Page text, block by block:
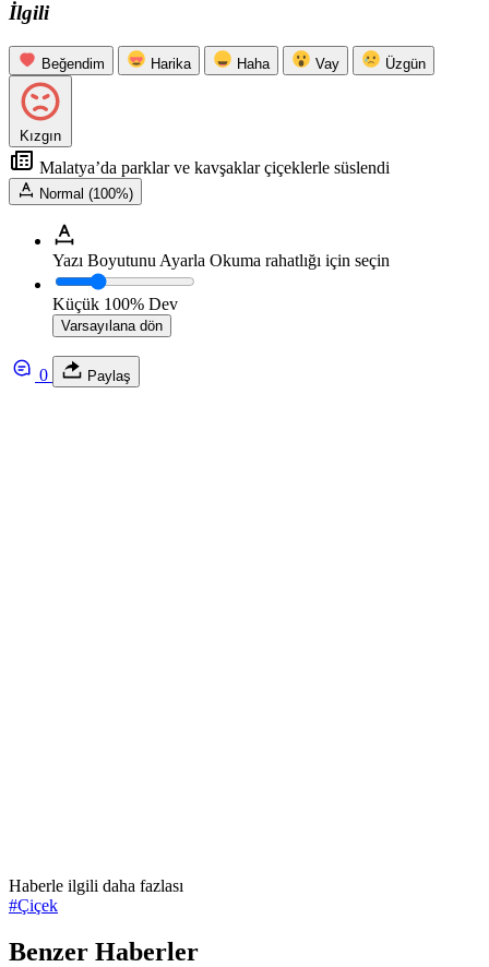
İlgili
Beğendim Harika Haha Vay Üzgün
Kızgın
Malatya’da parklar ve kavşaklar çiçeklerle süslendi
Normal (100%)
Yazı Boyutunu Ayarla Okuma rahatlığı için seçin
Küçük 100% Dev
Varsayılana dön
0 Paylaş
Haberle ilgili daha fazlası
#Çiçek
Benzer Haberler